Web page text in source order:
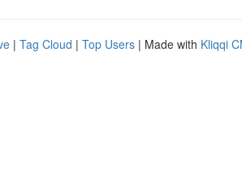
| Tag Cloud | Top Users | Made with Kliqqi